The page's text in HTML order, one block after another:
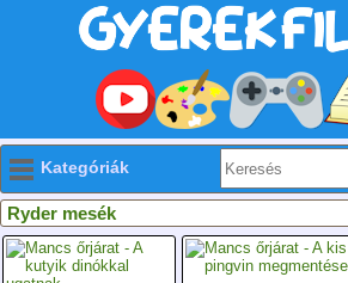
Kategóriák
Ryder mesék